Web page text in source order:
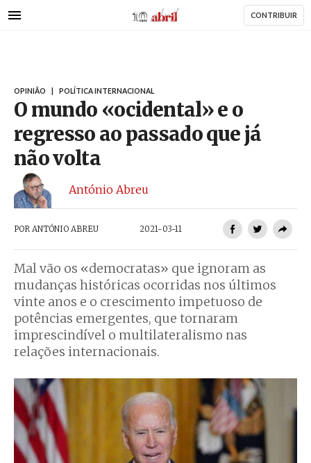
para
AbrilAbril CONTRIBUIR
OPINIÃO POLÍTICA INTERNACIONAL
O mundo «ocidental» e o
regresso ao passado que já
não volta
António Abreu
POR ANTÓNIO ABREU 2021-03-11
Mal vão os «democratas» que ignoram as
mudanças históricas ocorridas nos últimos
vinte anos e o crescimento impetuoso de
potências emergentes, que tornaram
imprescindível o multilateralismo nas
relações internacionais.